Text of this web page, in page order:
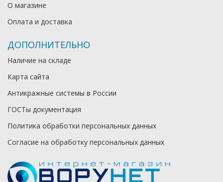
О магазине
Оплата и доставка
ДОПОЛНИТЕЛЬНО
Наличие на складе
Карта сайта
Антикражные системы в России
ГОСТы документация
Политика обработки персональных данных
Согласие на обработку персональных данных